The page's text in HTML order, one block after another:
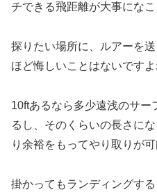
チできる飛距離が大事になこ
探りたい場所に、ルアーを
ほど悔しいことはないですよ
10ftあるなら多少遠浅のサー
るし、そのくらいの長さに
り余裕をもってやり取りが可
掛かってもランディングす